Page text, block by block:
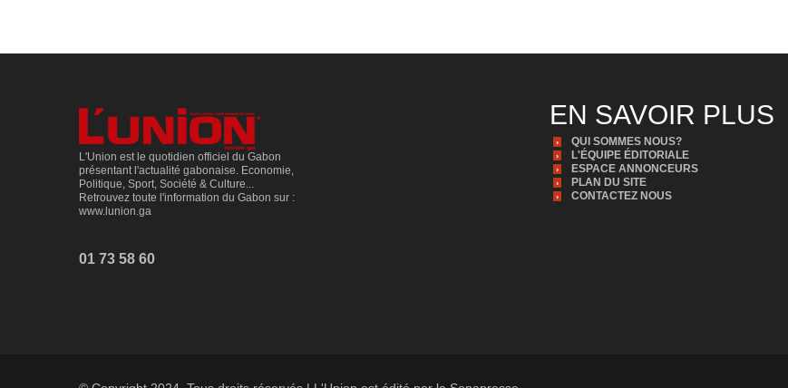
L'Union est le quotidien officiel du Gabon
présentant l'actualité gabonaise. Economie,
Politique, Sport, Société & Culture...
Retrouvez toute l'information du Gabon sur :
www.lunion.ga
01 73 58 60
EN SAVOIR PLUS
QUI SOMMES NOUS?
L'ÉQUIPE ÉDITORIALE
ESPACE ANNONCEURS
PLAN DU SITE
CONTACTEZ NOUS